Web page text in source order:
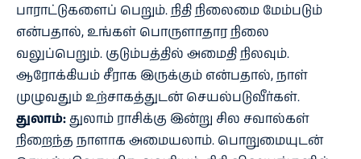
பாராட்டுகளைப் பெறும். நிதி நிலைமை மேம்படும்
என்பதால், உங்கள் பொருளாதார நிலை
வலுப்பெறும். குடும்பத்தில் அமைதி நிலவும்.
ஆரோக்கியம் சீராக இருக்கும் என்பதால், நாள்
முழுவதும் உற்சாகத்துடன் செயல்படுவீர்கள்.
துலாம்: துலாம் ராசிக்கு இன்று சில சவால்கள்
நிறைந்த நாளாக அமையலாம். பொறுமையுடன்